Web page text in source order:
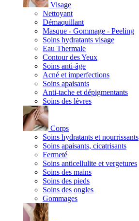
Visage
Nettoyant
Démaquillant
Masque - Gommage - Peeling
Soins hydratants visage
Eau Thermale
Contour des Yeux
Soins anti-âge
Acné et imperfections
Soins apaisants
Anti-tache et dépigmentants
Soins des lèvres
Corps
Soins hydratants et nourrissants
Soins apaisants, cicatrisants
Fermeté
Soins anticellulite et vergetures
Soins des mains
Soins des pieds
Soins des ongles
Gommages